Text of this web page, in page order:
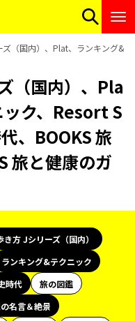
（国内）、Plat、ランキング&
（国内）、Pla
ク、Resort S
、BOOKS 旅
旅と健康のガ
き方 Jシリーズ（国内）
ランキング&テクニック
時代
旅の図鑑
名言＆絶景